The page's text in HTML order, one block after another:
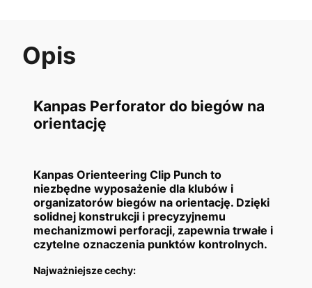
Opis
Kanpas Perforator do biegów na
orientację
Kanpas Orienteering Clip Punch to
niezbędne wyposażenie dla klubów i
organizatorów biegów na orientację. Dzięki
solidnej konstrukcji i precyzyjnemu
mechanizmowi perforacji, zapewnia trwałe i
czytelne oznaczenia punktów kontrolnych.
Najważniejsze cechy: